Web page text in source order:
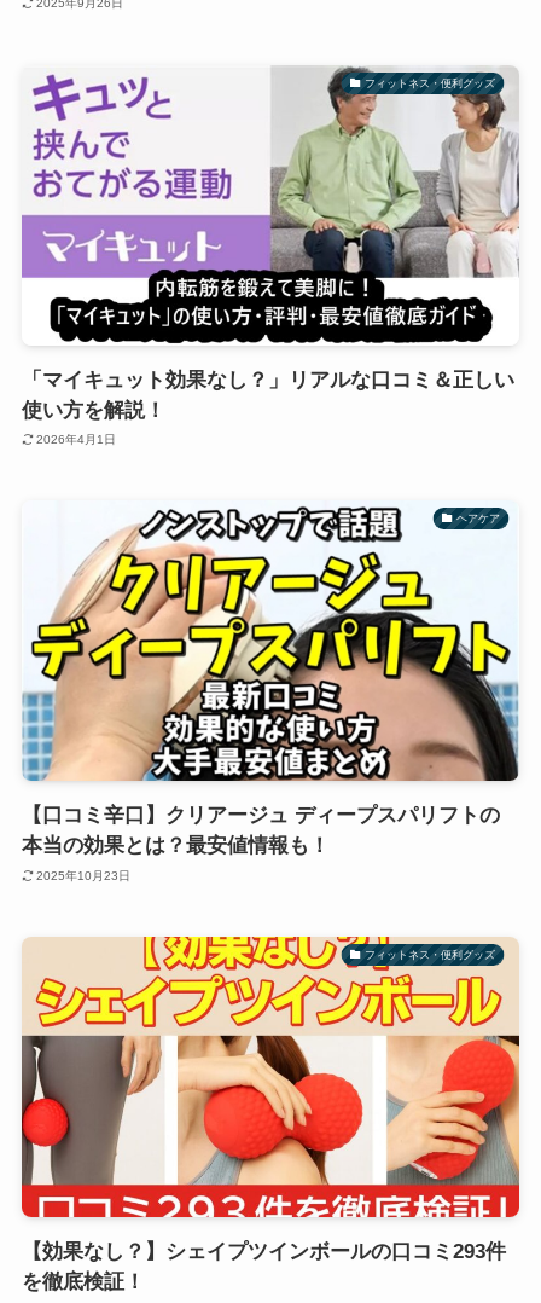
2025年9月26日
フィットネス・便利グッズ
「マイキュット効果なし？」リアルな口コミ＆正しい
使い方を解説！
2026年4月1日
ヘアケア
【口コミ辛口】クリアージュ ディープスパリフトの
本当の効果とは？最安値情報も！
2025年10月23日
フィットネス・便利グッズ
【効果なし？】シェイプツインボールの口コミ293件
を徹底検証！